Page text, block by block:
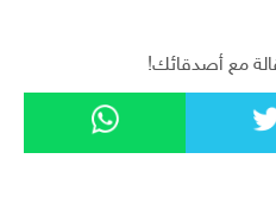
مع أصدقائك!